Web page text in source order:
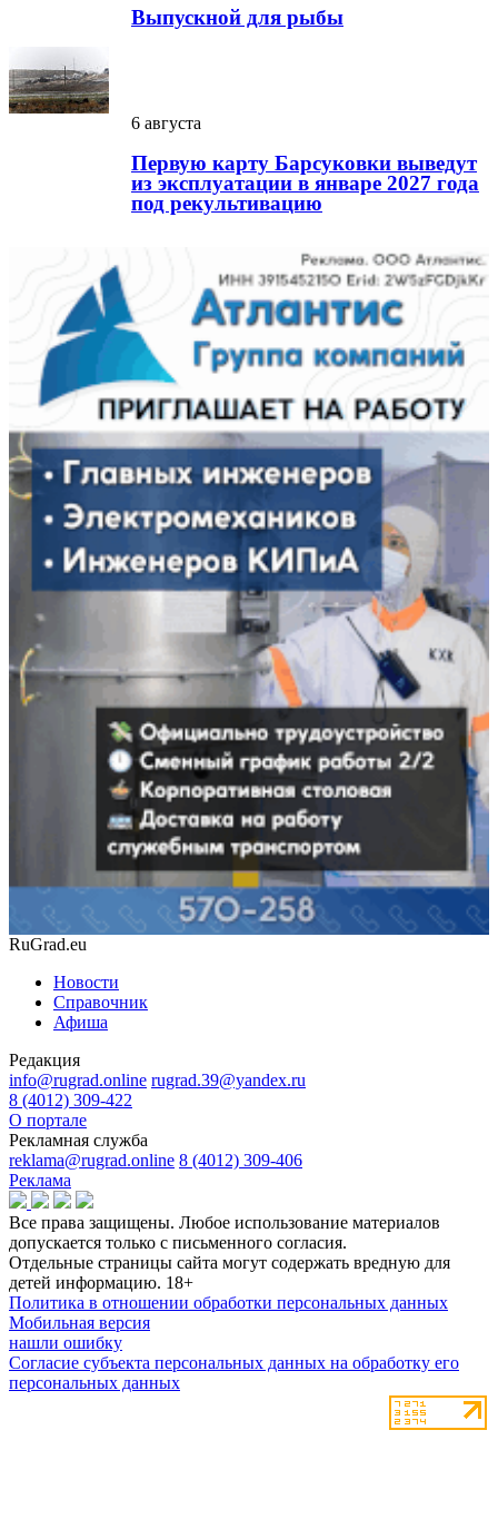
Выпускной для рыбы
6 августа
Первую карту Барсуковки выведут
из эксплуатации в январе 2027 года
под рекультивацию
RuGrad.eu
Новости
Справочник
Афиша
Редакция
info@rugrad.online rugrad.39@yandex.ru
8 (4012) 309-422
О портале
Рекламная служба
reklama@rugrad.online 8 (4012) 309-406
Реклама
Все права защищены. Любое использование материалов
допускается только с письменного согласия.
Отдельные страницы сайта могут содержать вредную для
детей информацию. 18+
Политика в отношении обработки персональных данных
Мобильная версия
нашли ошибку
Согласие субъекта персональных данных на обработку его
персональных данных